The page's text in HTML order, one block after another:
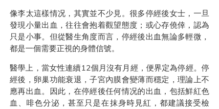
像李太這樣情况，其實並不少見。很多停經後女士，一旦
發現小量出血，往往會抱着觀望態度；或心存僥倖，認為
只是小事。但從醫生角度而言，停經後出血無論多輕微，
都是一個需要正視的身體信號。
醫學上，當女性連續12個月沒有月經，便界定為停經。停
經後，卵巢功能衰退，子宮內膜會變薄而穩定，理論上不
應再出血。因此，在停經後任何情况的出血，包括鮮紅色
血、啡色分泌，甚至只是在抹身時見紅，都建議接受檢